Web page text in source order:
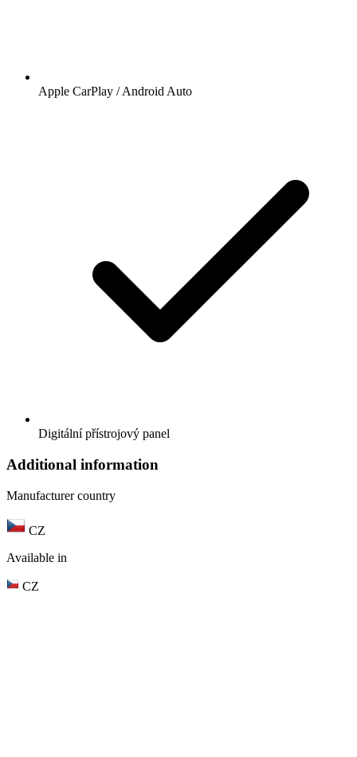
Apple CarPlay / Android Auto
Digitální přístrojový panel
Additional information
Manufacturer country
CZ
Available in
CZ